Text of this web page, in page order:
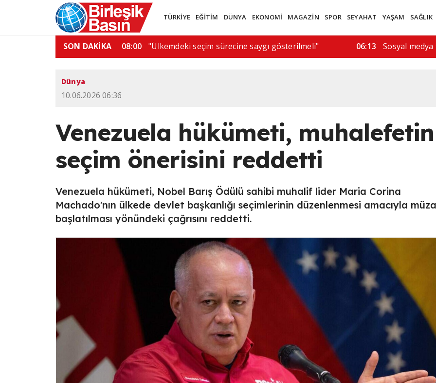
TÜRKİYE EĞİTİM DÜNYA EKONOMİ MAGAZİN SPOR SEYAHAT YAŞAM SAĞLIK
SON DAKİKA
Quirno, Brezilya'dan… 08:00 "Ülkemdeki seçim sürecine saygı gösterilmeli" 06:13 Sosyal
Dünya
10.06.2026 06:36
Venezuela hükümeti, muhalefetin
seçim önerisini reddetti
Venezuela hükümeti, Nobel Barış Ödülü sahibi muhalif lider Maria Corina
Machado'nın ülkede devlet başkanlığı seçimlerinin düzenlenmesi amacıyla
başlatılması yönündeki çağrısını reddetti.